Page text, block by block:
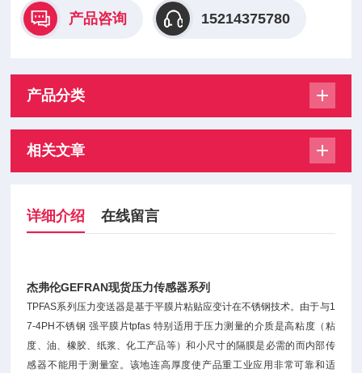
产品咨询 15214375780
产品分类
相关文章
详细介绍 在线留言
杰弗伦GEFRAN现货压力传感器系列
TPFAS系列压力变送器是基于平膜片粘贴应变计在不锈钢技术。由于与1
7-4PH不锈钢 强平膜片tpfas 特别适用于压力测量的介质是高粘度（粘
度、油、橡胶、纸浆、化工产品等）和小尺寸的隔膜是必需的而内部传
感器不能用于测量室。该地连高厚度使产品重工业应用非常可靠和适